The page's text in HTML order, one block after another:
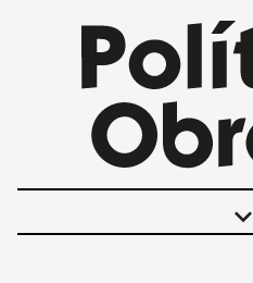
keyboard_arrow_down